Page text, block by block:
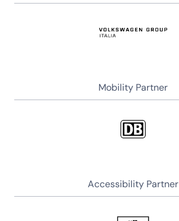
Mobility Partner
Accessibility Partner